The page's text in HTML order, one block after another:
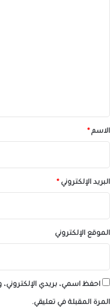
*الاسم *
البريد الإلكتروني *
الموقع الإلكتروني
احفظ اسمي، بريدي
المرة المقبلة في تعليقي.